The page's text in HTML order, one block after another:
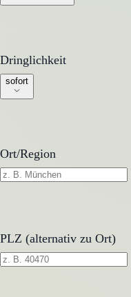
Dringlichkeit
Dringlichkeit
sofort
Ort/Region
PLZ (alternativ zu Ort)